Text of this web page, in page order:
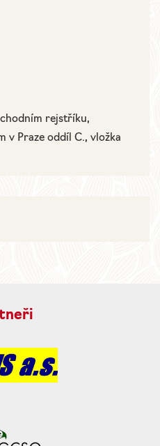
rejstříku,
v Praze oddíl C., vložka